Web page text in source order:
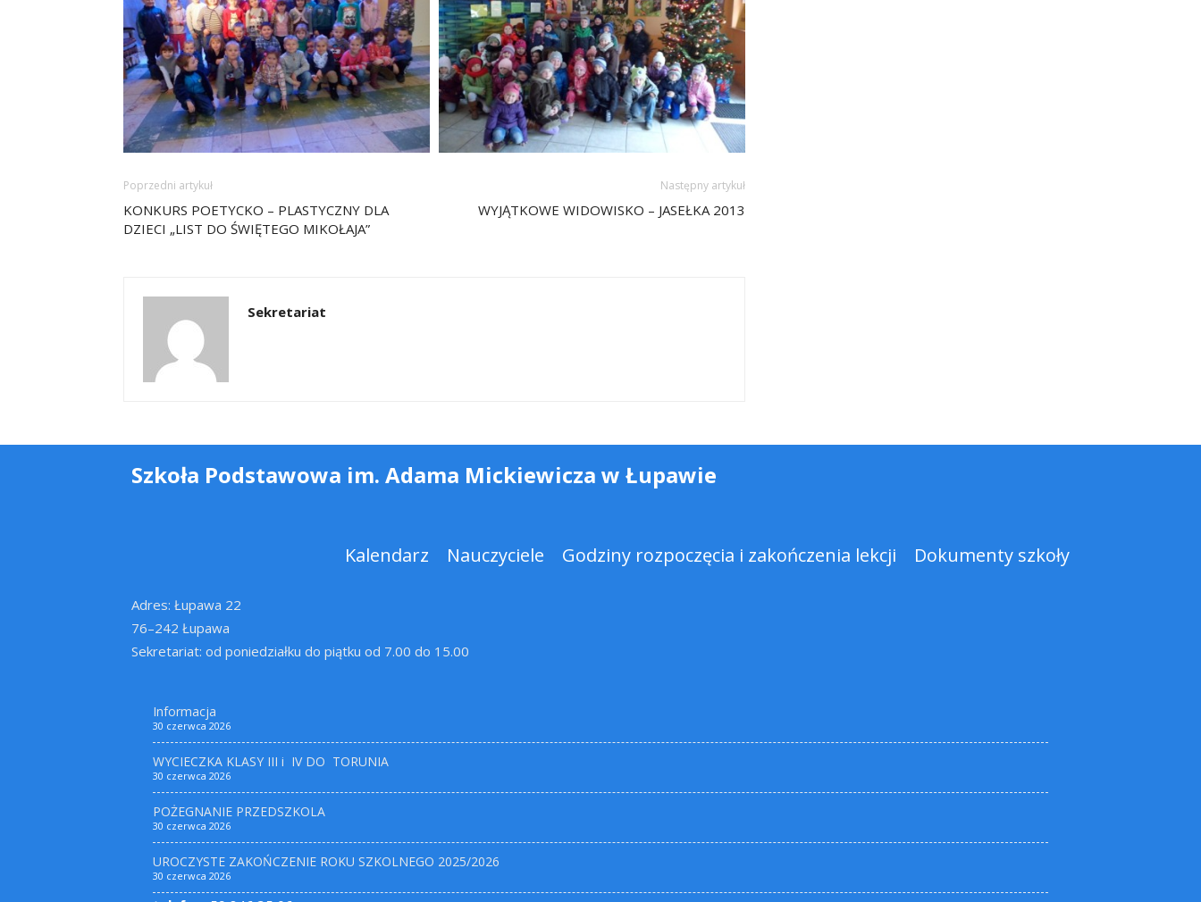
Poprzedni artykuł
KONKURS POETYCKO – PLASTYCZNY DLA
DZIECI „LIST DO ŚWIĘTEGO MIKOŁAJA”
Następny artykuł
WYJĄTKOWE WIDOWISKO – JASEŁKA 2013
Sekretariat
Szkoła Podstawowa im. Adama Mickiewicza w Łupawie
Kalendarz Nauczyciele Godziny rozpoczęcia i zakończenia lekcji Dokumenty szkoły
Adres: Łupawa 22
76–242 Łupawa
Sekretariat: od poniedziałku do piątku od 7.00 do 15.00
Informacja
30 czerwca 2026
WYCIECZKA KLASY III i IV DO TORUNIA
30 czerwca 2026
POŻEGNANIE PRZEDSZKOLA
30 czerwca 2026
UROCZYSTE ZAKOŃCZENIE ROKU SZKOLNEGO 2025/2026
30 czerwca 2026